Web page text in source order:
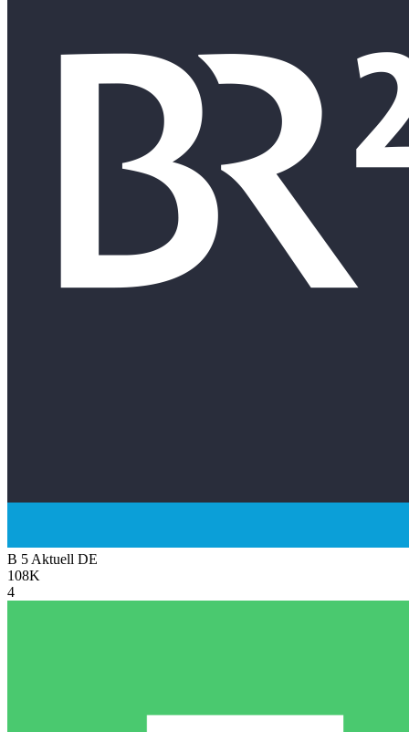
B 5 Aktuell DE
108K
4